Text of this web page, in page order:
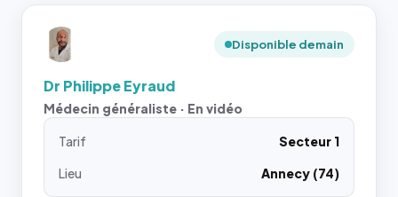
Disponible demain
Dr Philippe Eyraud
Médecin généraliste · En vidéo
Tarif
Secteur 1
Lieu
Annecy (74)